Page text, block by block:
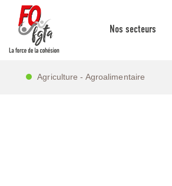
Nos secteurs
Agriculture - Agroalimentaire